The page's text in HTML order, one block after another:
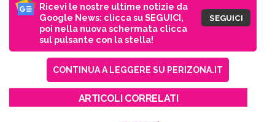
Ricevi le nostre ultime notizie da
Google News: clicca su SEGUICI,
poi nella nuova schermata clicca
sul pulsante con la stella!
SEGUICI
CONTINUA A LEGGERE SU PERIZONA.IT
ARTICOLI CORRELATI